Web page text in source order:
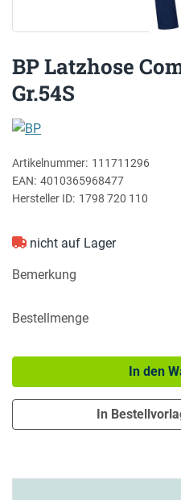
BP Latzhose
Gr.54S
BP
Artikelnummer: 111711296
EAN: 4010365968477
Hersteller ID: 1798 720 110
nicht auf Lager
Bemerkung
Bestellmenge
In den
In